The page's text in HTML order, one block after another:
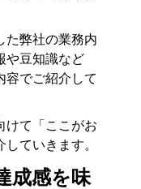
た弊社の業務内
や豆知識など
容でご紹介して
けて「ここがお
ていきます。
成感を味